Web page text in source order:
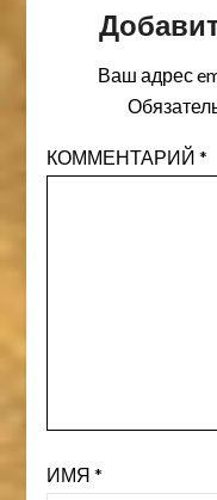
Ваш адрес
КОММЕНТАРИЙ *
ИМЯ *